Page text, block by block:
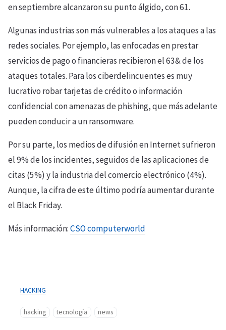
en septiembre alcanzaron su punto álgido, con 61.
Algunas industrias son más vulnerables a los ataques a las
redes sociales. Por ejemplo, las enfocadas en prestar
servicios de pago o financieras recibieron el 63& de los
ataques totales. Para los ciberdelincuentes es muy
lucrativo robar tarjetas de crédito o información
confidencial con amenazas de phishing, que más adelante
pueden conducir a un ransomware.
Por su parte, los medios de difusión en Internet sufrieron
el 9% de los incidentes, seguidos de las aplicaciones de
citas (5%) y la industria del comercio electrónico (4%).
Aunque, la cifra de este último podría aumentar durante
el Black Friday.
Más información:CSO computerworld
HACKING
hacking tecnología news